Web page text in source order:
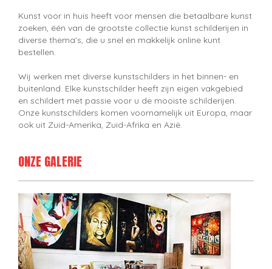
Kunst voor in huis heeft voor mensen die betaalbare kunst
zoeken, één van de grootste collectie kunst schilderijen in
diverse thema's, die u snel en makkelijk online kunt
bestellen.
Wij werken met diverse kunstschilders in het binnen- en
buitenland. Elke kunstschilder heeft zijn eigen vakgebied
en schildert met passie voor u de mooiste schilderijen.
Onze kunstschilders komen voornamelijk uit Europa, maar
ook uit Zuid-Amerika, Zuid-Afrika en Azië.
ONZE GALERIE